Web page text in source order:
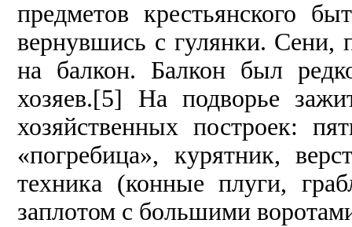
предметов крестьянского
вернувшись с гулянки. Сени,
на балкон. Балкон был
хозяев.[5] На подворье
хозяйственных построек:
«погребица», курятник,
техника (конные плуги,
заплотом с большими